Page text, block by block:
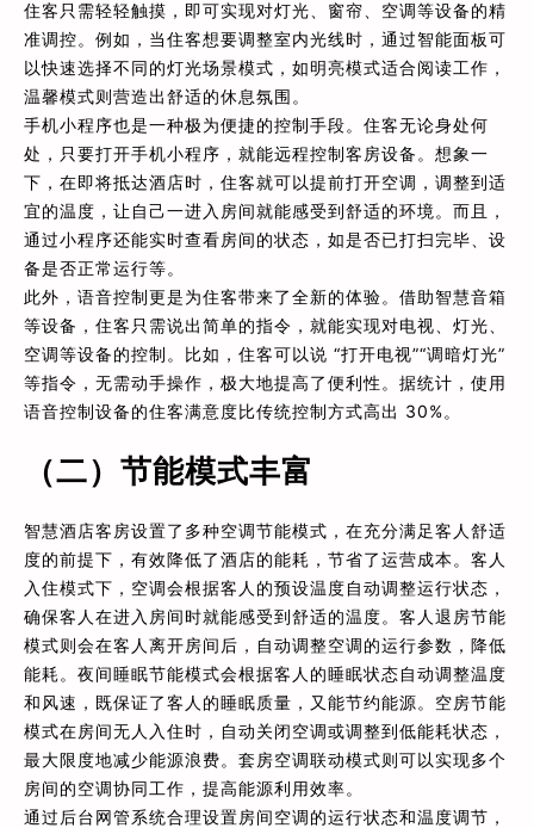
住客只需轻轻触摸，即可实现对灯光、窗帘、空调等设备的精
准调控。例如，当住客想要调整室内光线时，通过智能面板可
以快速选择不同的灯光场景模式，如明亮模式适合阅读工作，
温馨模式则营造出舒适的休息氛围。
手机小程序也是一种极为便捷的控制手段。住客无论身处何
处，只要打开手机小程序，就能远程控制客房设备。想象一
下，在即将抵达酒店时，住客就可以提前打开空调，调整到适
宜的温度，让自己一进入房间就能感受到舒适的环境。而且，
通过小程序还能实时查看房间的状态，如是否已打扫完毕、设
备是否正常运行等。
此外，语音控制更是为住客带来了全新的体验。借助智慧音箱
等设备，住客只需说出简单的指令，就能实现对电视、灯光、
空调等设备的控制。比如，住客可以说 “打开电视”“调暗灯光”
等指令，无需动手操作，极大地提高了便利性。据统计，使用
语音控制设备的住客满意度比传统控制方式高出 30%。
（二）节能模式丰富
智慧酒店客房设置了多种空调节能模式，在充分满足客人舒适
度的前提下，有效降低了酒店的能耗，节省了运营成本。客人
入住模式下，空调会根据客人的预设温度自动调整运行状态，
确保客人在进入房间时就能感受到舒适的温度。客人退房节能
模式则会在客人离开房间后，自动调整空调的运行参数，降低
能耗。夜间睡眠节能模式会根据客人的睡眠状态自动调整温度
和风速，既保证了客人的睡眠质量，又能节约能源。空房节能
模式在房间无人入住时，自动关闭空调或调整到低能耗状态，
最大限度地减少能源浪费。套房空调联动模式则可以实现多个
房间的空调协同工作，提高能源利用效率。
通过后台网管系统合理设置房间空调的运行状态和温度调节，